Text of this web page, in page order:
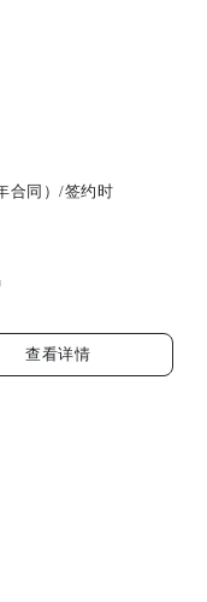
合同）/签约时
查看详情